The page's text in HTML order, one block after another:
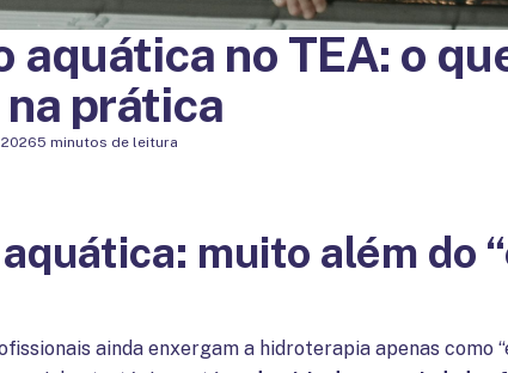
aquática no TEA: o
prática
5 minutos de leitura
muito além do
ainda enxergam a hidroterapia apenas como